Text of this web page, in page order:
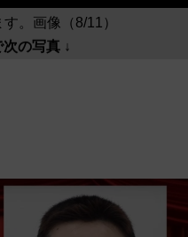
。画像（8/11）
の写真 ↓